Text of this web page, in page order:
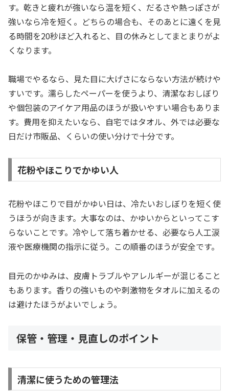
す。乾きと疲れが強いなら温を短く、だるさや熱っぽさが
強いなら冷を短く。どちらの場合も、そのあとに遠くを見
る時間を20秒ほど入れると、目の休みとしてまとまりがよ
くなります。
職場でやるなら、見た目に大げさにならない方法が続けや
すいです。濡らしたペーパーを使うより、清潔なおしぼり
や個包装のアイケア用品のほうが扱いやすい場合もありま
す。費用を抑えたいなら、自宅ではタオル、外では必要な
日だけ市販品、くらいの使い分けで十分です。
花粉やほこりでかゆい人
花粉やほこりで目がかゆい日は、冷たいおしぼりを短く使
うほうが向きます。大事なのは、かゆいからといってこす
らないことです。冷やして落ち着かせる、必要なら人工涙
液や医療機関の指示に従う。この順番のほうが安全です。
目元のかゆみは、皮膚トラブルやアレルギーが混じること
もあります。香りの強いものや刺激物をタオルに加えるの
は避けたほうがよいでしょう。
保管・管理・見直しのポイント
清潔に使うための管理法